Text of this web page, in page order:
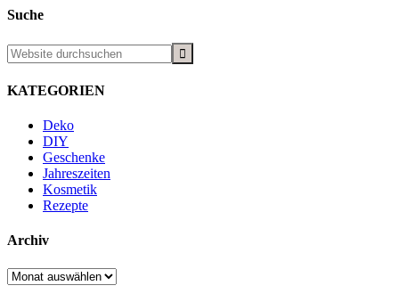
Suche
KATEGORIEN
Deko
DIY
Geschenke
Jahreszeiten
Kosmetik
Rezepte
Archiv
Archiv